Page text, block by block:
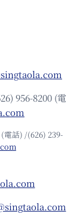
956-8200 (電
電話) /(626) 239-